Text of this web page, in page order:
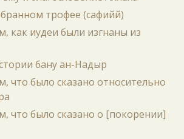
трофее (сафийй)
как иудеи были изгнаны из
бану ан-Надыр
что было сказано относительно
что было сказано о [покорении]